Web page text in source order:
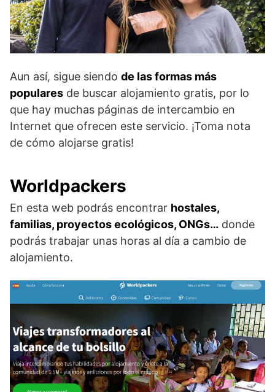
Aun así, sigue siendo de las formas más
populares de buscar alojamiento gratis, por lo
que hay muchas páginas de intercambio en
Internet que ofrecen este servicio. ¡Toma nota
de cómo alojarse gratis!
Worldpackers
En esta web podrás encontrar hostales,
familias, proyectos ecológicos, ONGs… donde
podrás trabajar unas horas al día a cambio de
alojamiento.